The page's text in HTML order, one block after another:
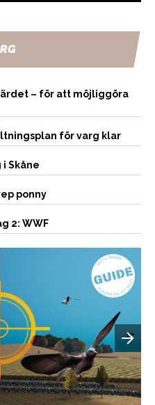
– för att möjliggöra
för varg klar
Skåne
ponny
2: WWF